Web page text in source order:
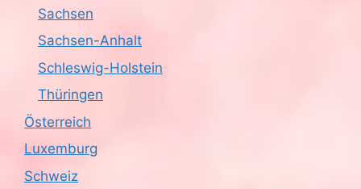
Sachsen
Sachsen-Anhalt
Schleswig-Holstein
Thüringen
Österreich
Luxemburg
Schweiz